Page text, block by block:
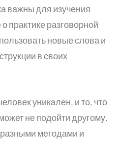
важны для изучения
практике разговорной
новые слова и
в своих
уникален, и то, что
не подойти другому.
методами и